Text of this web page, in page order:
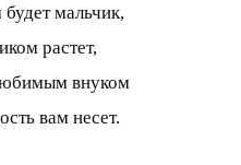
мальчик,
растет,
внуком
вам несет.